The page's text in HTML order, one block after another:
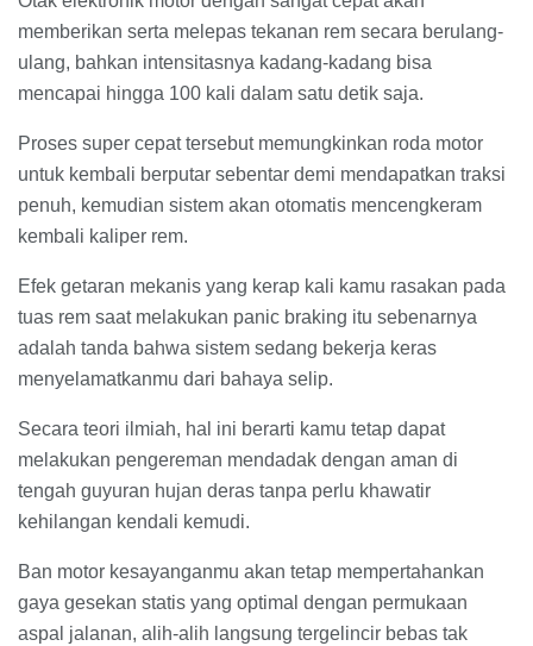
memberikan serta melepas tekanan rem secara berulang-
ulang, bahkan intensitasnya kadang-kadang bisa
mencapai hingga 100 kali dalam satu detik saja.
Proses super cepat tersebut memungkinkan roda motor
untuk kembali berputar sebentar demi mendapatkan traksi
penuh, kemudian sistem akan otomatis mencengkeram
kembali kaliper rem.
Efek getaran mekanis yang kerap kali kamu rasakan pada
tuas rem saat melakukan panic braking itu sebenarnya
adalah tanda bahwa sistem sedang bekerja keras
menyelamatkanmu dari bahaya selip.
Secara teori ilmiah, hal ini berarti kamu tetap dapat
melakukan pengereman mendadak dengan aman di
tengah guyuran hujan deras tanpa perlu khawatir
kehilangan kendali kemudi.
Ban motor kesayanganmu akan tetap mempertahankan
gaya gesekan statis yang optimal dengan permukaan
aspal jalanan, alih-alih langsung tergelincir bebas tak